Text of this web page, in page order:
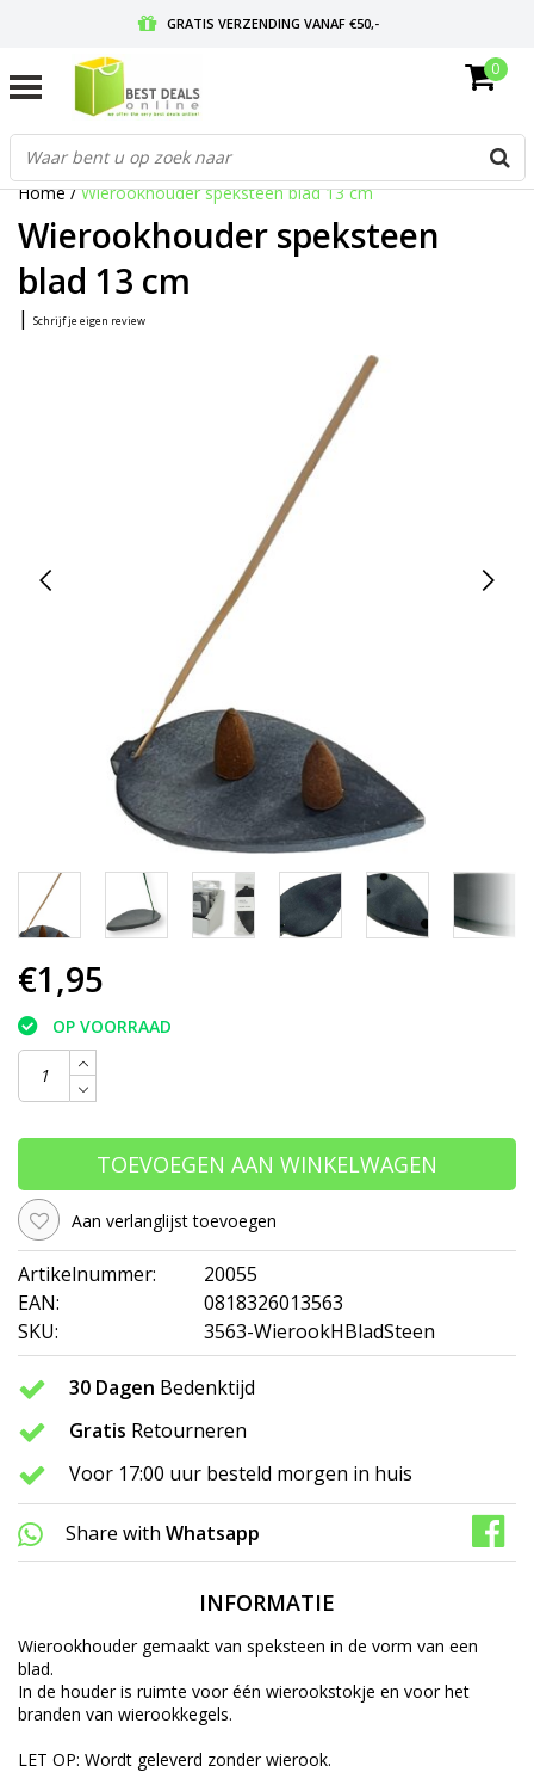
GRATIS VERZENDING VANAF €50,-
GRATIS RETOURNEREN EN 30 DAGEN BEDENKTIJD
0
Home/Wierookhouder speksteen blad 13 cm
Wierookhouder speksteen
blad 13 cm
| Schrijf je eigen review
€1,95
OP VOORRAAD
TOEVOEGEN AAN WINKELWAGEN
Aan verlanglijst toevoegen
Artikelnummer:
20055
EAN:
0818326013563
SKU:
3563-WierookHBladSteen
30 Dagen Bedenktijd
Gratis Retourneren
Voor 17:00 uur besteld morgen in huis
Share with Whatsapp
INFORMATIE
Wierookhouder gemaakt van speksteen in de vorm van een
blad.
In de houder is ruimte voor één wierookstokje en voor het
branden van wierookkegels.
LET OP: Wordt geleverd zonder wierook.